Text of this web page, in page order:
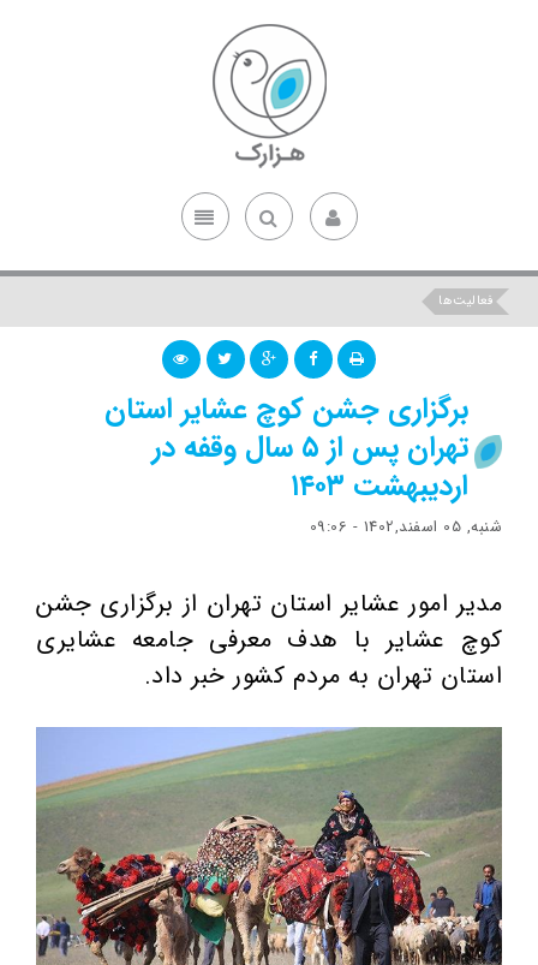
فعالیت‌ها
برگزاری جشن کوچ عشایر استان
تهران پس از ۵ سال وقفه در
اردیبهشت ۱۴۰۳
شنبه, 05 اسفند,1402 - 09:06
مدیر امور عشایر استان تهران از برگزاری جشن
کوچ عشایر با هدف معرفی جامعه عشایری
استان تهران به مردم کشور خبر داد.